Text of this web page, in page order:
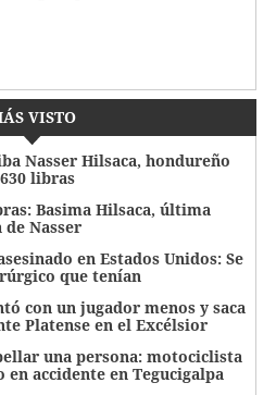
VISTO
Nasser Hilsaca, hondureño
libras
Basima Hilsaca, última
Nasser
en Estados Unidos: Se
que tenían
con un jugador menos y saca
Platense en el Excélsior
una persona: motociclista
accidente en Tegucigalpa